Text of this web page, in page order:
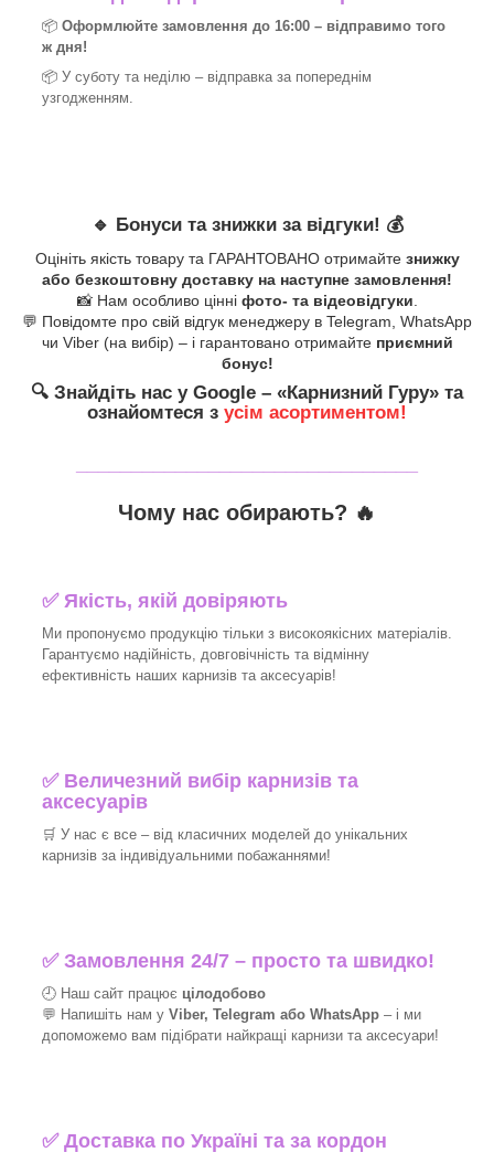
📦 Оформлюйте замовлення до 16:00 – відправимо того
ж дня!
📦 У суботу та неділю – відправка за попереднім
узгодженням.
🔹 Бонуси та знижки за відгуки! 💰
Оцініть якість товару та ГАРАНТОВАНО отримайте знижку
або безкоштовну доставку на наступне замовлення!
📸 Нам особливо цінні фото- та відеовідгуки.
💬 Повідомте про свій відгук менеджеру в Telegram, WhatsApp
чи Viber (на вибір) – і гарантовано отримайте приємний
бонус!
🔍 Знайдіть нас у Google – «Карнизний Гуру» та
ознайомтеся з усім асортиментом!
Чому нас обирають? 🔥
✅Якість, якій довіряють
Ми пропонуємо продукцію тільки з високоякісних матеріалів.
Гарантуємо надійність, довговічність та відмінну
ефективність наших карнизів та аксесуарів!​
✅ Величезний вибір карнизів та
аксесуарів
🛒 У нас є все – від класичних моделей до унікальних
карнизів за індивідуальними побажаннями!​
✅Замовлення 24/7 – просто та швидко!
🕘 Наш сайт працює цілодобово
💬 Напишіть нам у Viber, Telegram або WhatsApp – і ми
допоможемо вам підібрати найкращі карнизи та аксесуари!
✅Доставка по Україні та за кордон